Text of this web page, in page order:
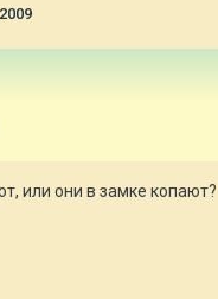
или они в замке копают?